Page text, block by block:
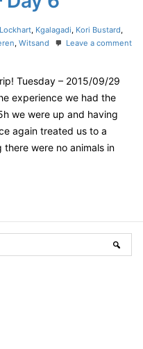
a
6
, Kgalagadi, Kori Bustard,
, Witsand
Leave a comment
Tuesday – 2015/09/29
experience we had the
we were up and having
again treated us to a
were no animals in